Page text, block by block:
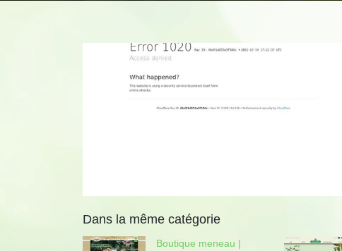
Dans la même catégorie
Boutique meneau |